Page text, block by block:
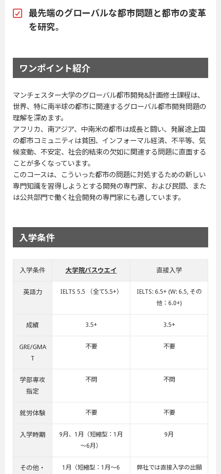
最先端のグローバルな都市問題と都市の変革
を研究。
ワンポイント紹介
マンチェスター大学のグローバル都市開発&計画修士課程は、
世界、特に南半球の都市に関連するグローバル都市開発問題の
理解を深めます。
アフリカ、南アジア、中南米の都市は成長と闘い、発展途上国
の都市コミュニティは貧困、インフォーマル経済、不平等、気
候変動、不安定、社会的結束の欠如に関連する問題に直面する
ことが多くなっています。
このコースは、こういった都市の問題に対処するための新しい
専門知識を習得しようとする開発の専門家、および民間、また
は公共部門で働く社会開発の専門家にも適しています。
入学条件
入学条件 大学院パスウエイ 直接入学
英語力 IELTS 5.5 （全て5.5+）
IELTS: 6.5+ (W: 6.5, その
他：6.0+)
成績 3.5+ 3.5+
GRE/GMA
T
不要 不要
学部専攻
指定
不問 不問
就労体験 不要 不要
入学時期
9月、1月（短縮型：1月
～6月）
9月
その他・
1月（短縮型：1月～6
弊社では直接入学の出願